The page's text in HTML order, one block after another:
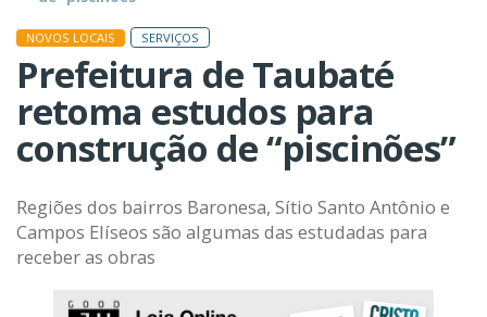
NOVOS LOCAIS SERVIÇOS
Prefeitura de Taubaté
retoma estudos para
construção de “piscinões”
Regiões dos bairros Baronesa, Sítio Santo Antônio e
Campos Elíseos são algumas das estudadas para
receber as obras